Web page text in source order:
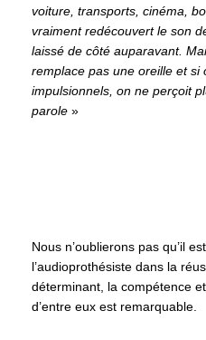
voiture, transports, cinéma,
vraiment redécouvert le son
laissé de côté auparavant.
remplace pas une oreille et si
impulsionnels, on ne perçoit
parole »
Nous n’oublierons pas qu’il
l’audioprothésiste dans la
déterminant, la compétence
d’entre eux est remarquable.